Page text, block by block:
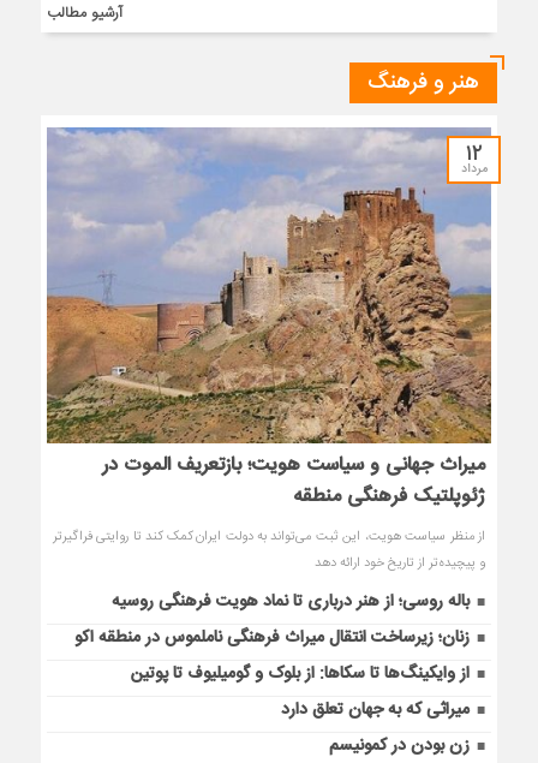
آرشیو مطالب
هنر و فرهنگ
۱۲
مرداد
میراث جهانی و سیاست هویت؛ بازتعریف الموت در
ژئوپلتیک فرهنگی منطقه
از منظر سیاست هویت، این ثبت‌ می‌تواند به دولت ایران کمک کند تا روایتی فراگیرتر
و پیچیده‌تر از تاریخ خود ارائه دهد
باله روسی؛ از هنر درباری تا نماد هویت فرهنگی روسیه
زنان؛ زیرساخت انتقال میراث فرهنگی ناملموس در منطقه اکو
از وایکینگ‌ها تا سکاها: از بلوک و گومیلیوف تا پوتین
میراثی که به جهان تعلق دارد
زن بودن در کمونیسم